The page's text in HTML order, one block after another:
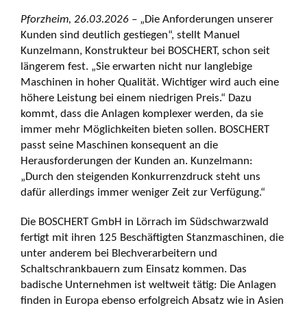
Pforzheim, 26.03.2026 – „Die Anforderungen unserer
Kunden sind deutlich gestiegen“, stellt Manuel
Kunzelmann, Konstrukteur bei BOSCHERT, schon seit
längerem fest. „Sie erwarten nicht nur langlebige
Maschinen in hoher Qualität. Wichtiger wird auch eine
höhere Leistung bei einem niedrigen Preis.“ Dazu
kommt, dass die Anlagen komplexer werden, da sie
immer mehr Möglichkeiten bieten sollen. BOSCHERT
passt seine Maschinen konsequent an die
Herausforderungen der Kunden an. Kunzelmann:
„Durch den steigenden Konkurrenzdruck steht uns
dafür allerdings immer weniger Zeit zur Verfügung.“
Die BOSCHERT GmbH in Lörrach im Südschwarzwald
fertigt mit ihren 125 Beschäftigten Stanzmaschinen, die
unter anderem bei Blechverarbeitern und
Schaltschrankbauern zum Einsatz kommen. Das
badische Unternehmen ist weltweit tätig: Die Anlagen
finden in Europa ebenso erfolgreich Absatz wie in Asien